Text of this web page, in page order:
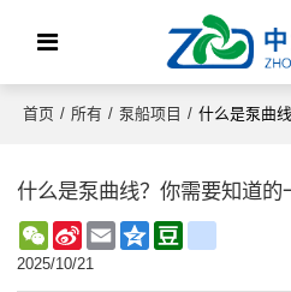
首页 / 所有 / 泵船项目 / 什么是泵曲
什么是泵曲线？你需要知道的
WeChat
Sina
Weibo
Email Qzone
2025/10/21